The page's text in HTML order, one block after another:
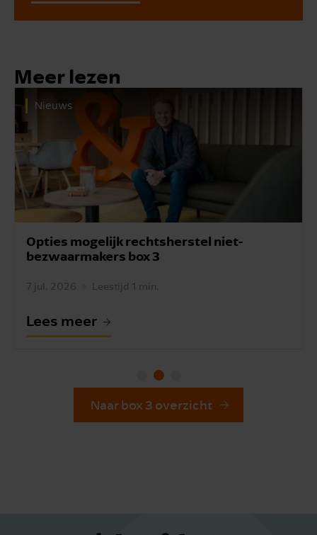
Meer lezen
niet-
Definitief geen teruggaaf box 3
voor niet-bezwaarmakers
7 jul. 2026
Naar box 3 overzicht